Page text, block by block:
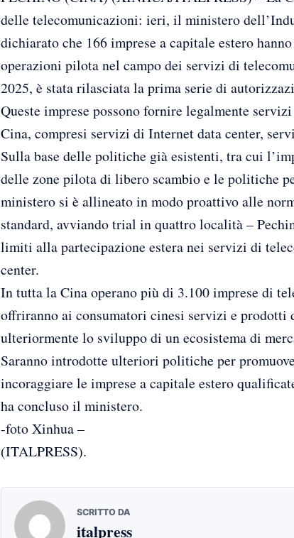
delle telecomunicazioni: ieri, il ministero
dichiarato che 166 imprese a capitale estero
operazioni pilota nel campo dei servizi di
2025, è stata rilasciata la prima serie di
Queste imprese possono fornire legalmente
Cina, compresi servizi di Internet data center,
Sulla base delle politiche già esistenti, tra cui
delle zone pilota di libero scambio e le politiche
ministero si è allineato in modo proattivo alle
standard, avviando trial in quattro località –
limiti alla partecipazione estera nei servizi di
center.
In tutta la Cina operano più di 3.100 imprese di
offriranno ai consumatori cinesi servizi e
ulteriormente lo sviluppo di un ecosistema di
Saranno introdotte ulteriori politiche per
incoraggiare le imprese a capitale estero
ha concluso il ministero.
-foto Xinhua –
(ITALPRESS).
SCRITTO DA
italpress